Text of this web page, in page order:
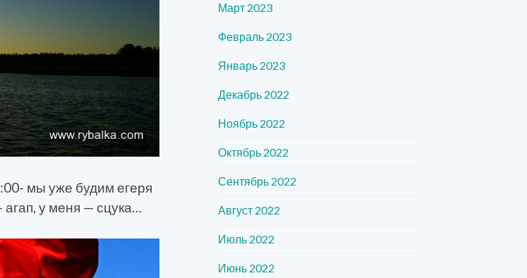
мы уже будим егеря
у меня — сцука…
Март 2023
Февраль 2023
Январь 2023
Декабрь 2022
Ноябрь 2022
Октябрь 2022
Сентябрь 2022
Август 2022
Июль 2022
Июнь 2022